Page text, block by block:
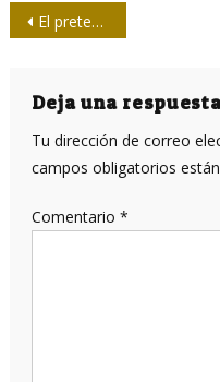
Navegación
entradas
El pretexto sónico: Entre la CIA y Marco Rubio (I Parte)
Deja una
Tu dirección de correo
campos obligatorios
Comentario *